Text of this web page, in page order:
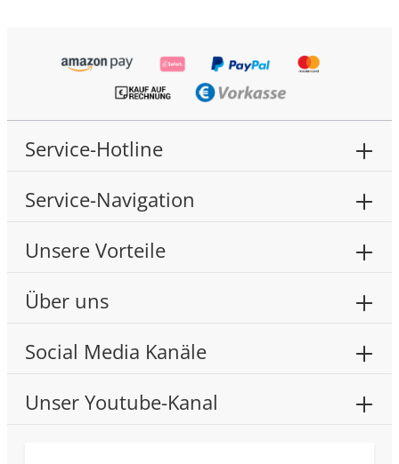
Service-Hotline
Service-Navigation
Unsere Vorteile
Über uns
Social Media Kanäle
Unser Youtube-Kanal